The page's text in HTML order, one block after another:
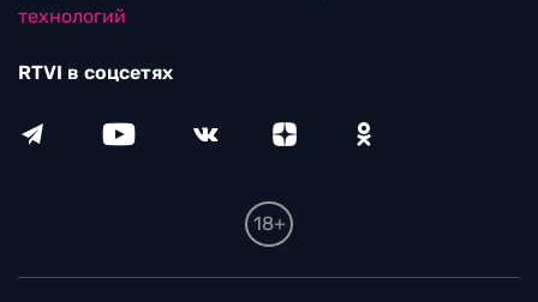
технологий
RTVI в соцсетях
18+